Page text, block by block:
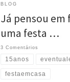
BLOG
Já pensou em
uma festa …
3 Comentários
15anos
festaemcasa